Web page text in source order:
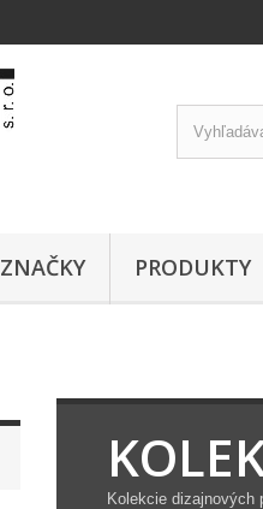
ZNAČKY PRODUKTY
Kolekcie dizajnových